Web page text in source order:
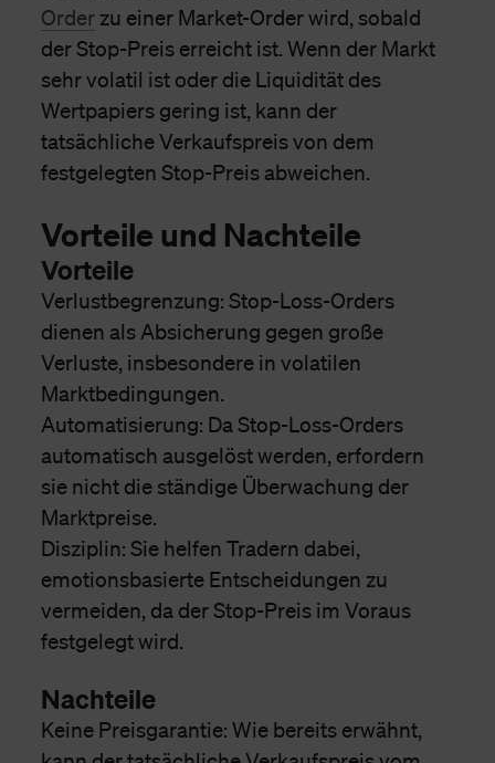
Order zu einer Market-Order wird, sobald
der Stop-Preis erreicht ist. Wenn der Markt
sehr volatil ist oder die Liquidität des
Wertpapiers gering ist, kann der
tatsächliche Verkaufspreis von dem
festgelegten Stop-Preis abweichen.
Vorteile und Nachteile
Vorteile
Verlustbegrenzung: Stop-Loss-Orders
dienen als Absicherung gegen große
Verluste, insbesondere in volatilen
Marktbedingungen.
Automatisierung: Da Stop-Loss-Orders
automatisch ausgelöst werden, erfordern
sie nicht die ständige Überwachung der
Marktpreise.
Disziplin: Sie helfen Tradern dabei,
emotionsbasierte Entscheidungen zu
vermeiden, da der Stop-Preis im Voraus
festgelegt wird.
Nachteile
Keine Preisgarantie: Wie bereits erwähnt,